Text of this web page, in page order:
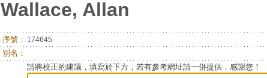
Wallace, Allan
序號： 174645
別名：
請將校正的建議，填寫於下方，若有參考網址請一併提供，感謝您！